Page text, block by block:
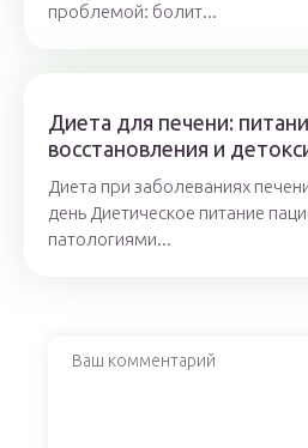
проблемой: болит...
Диета для печени:
восстановления и
Диета при заболеваниях
день Диетическое питание
патологиями...